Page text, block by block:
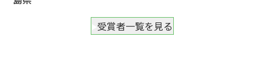
受賞者一覧を見る